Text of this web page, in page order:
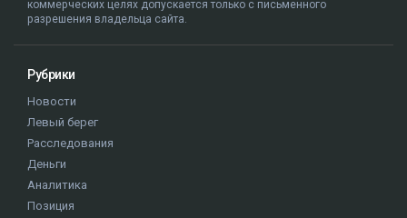
коммерческих целях допускается только с письменного
разрешения владельца сайта.
Рубрики
Новости
Левый берег
Расследования
Деньги
Аналитика
Позиция